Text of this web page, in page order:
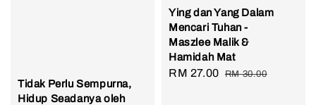
Tidak Perlu Sempurna,
Hidup Seadanya oleh
Ying dan Yang Dalam
Mencari Tuhan -
Maszlee Malik &
Hamidah Mat
Sale
RM 27.00 Regular
RM 30.00